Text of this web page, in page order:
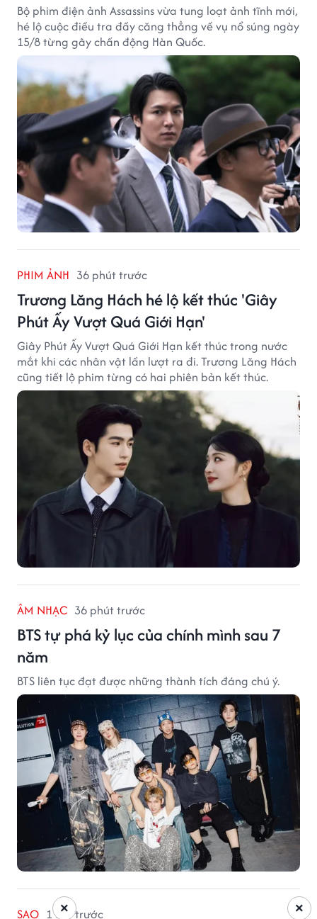
Bộ phim điện ảnh Assassins vừa tung loạt ảnh tĩnh mới,
hé lộ cuộc điều tra đầy căng thẳng về vụ nổ súng ngày
15/8 từng gây chấn động Hàn Quốc.
PHIM ẢNH 36 phút trước
Trương Lăng Hách hé lộ kết thúc 'Giây
Phút Ấy Vượt Quá Giới Hạn'
Giây Phút Ấy Vượt Quá Giới Hạn kết thúc trong nước
mắt khi các nhân vật lần lượt ra đi. Trương Lăng Hách
cũng tiết lộ phim từng có hai phiên bản kết thúc.
ÂM NHẠC 36 phút trước
BTS tự phá kỷ lục của chính mình sau 7
năm
BTS liên tục đạt được những thành tích đáng chú ý.
SAO 1 giờ trước ×
×